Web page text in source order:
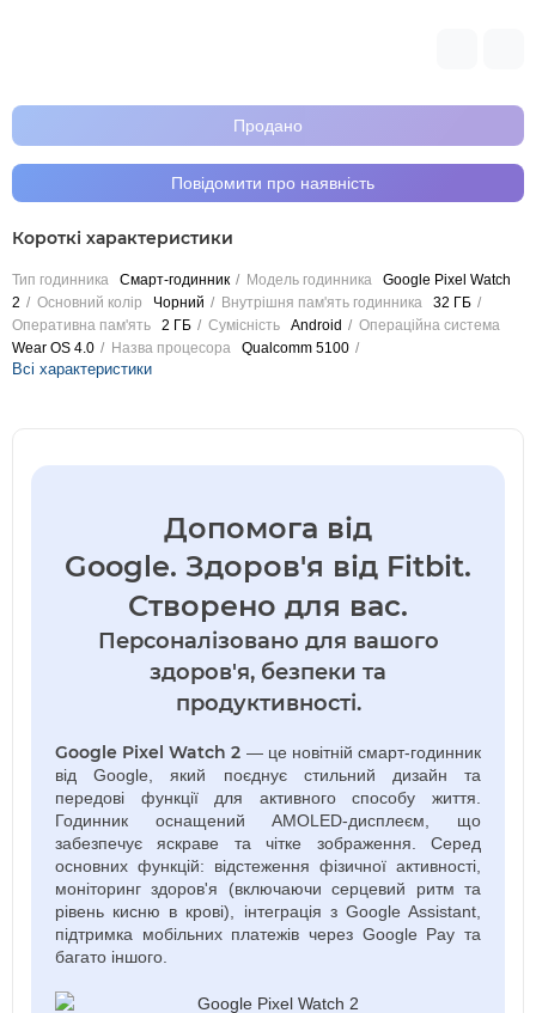
Продано
Повідомити про наявність
Короткі характеристики
Тип годинника Смарт-годинник Модель годинника
Google Pixel Watch
2
Основний колір Чорний Внутрішня пам'ять годинника
32 ГБ
Оперативна пам'ять
2 ГБ Сумісність Android
Операційна система
Wear OS 4.0
Назва процесора Qualcomm 5100
Всі характеристики
Допомога від
Google. Здоров'я від Fitbit.
Створено для вас.
Персоналізовано для вашого
здоров'я, безпеки та
продуктивності.
Google Pixel Watch 2 — це новітній смарт-годинник
від Google, який поєднує стильний дизайн та
передові функції для активного способу життя.
Годинник оснащений AMOLED-дисплеєм, що
забезпечує яскраве та чітке зображення. Серед
основних функцій: відстеження фізичної активності,
моніторинг здоров'я (включаючи серцевий ритм та
рівень кисню в крові), інтеграція з Google Assistant,
підтримка мобільних платежів через Google Pay та
багато іншого.